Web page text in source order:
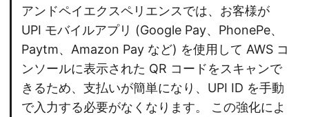
アンドペイエクスペリエンスでは、お客様が
UPI モバイルアプリ (Google Pay、PhonePe、
Paytm、Amazon Pay など) を使用して AWS コ
ンソールに表示された QR コードをスキャンで
きるため、支払いが簡単になり、UPI ID を手動
で入力する必要がなくなります。 この強化によ